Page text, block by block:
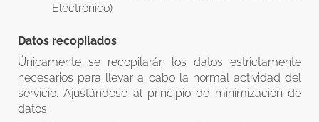
Electrónico)
Datos recopilados
Únicamente se recopilarán los datos estrictamente
necesarios para llevar a cabo la normal actividad del
servicio. Ajustándose al principio de minimización de
datos.